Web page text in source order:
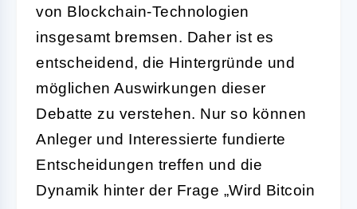
von Blockchain-Technologien
insgesamt bremsen. Daher ist es
entscheidend, die Hintergründe und
möglichen Auswirkungen dieser
Debatte zu verstehen. Nur so können
Anleger und Interessierte fundierte
Entscheidungen treffen und die
Dynamik hinter der Frage „Wird Bitcoin